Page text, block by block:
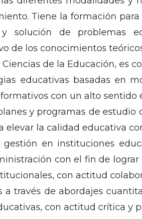
Tiene la formación
solución de problemas
de los conocimientos
de la Educación, es
educativas basadas en
con un alto
y programas de
elevar la calidad educativa
en instituciones
con el fin de
con actitud
a través de abordajes
con actitud crítica y